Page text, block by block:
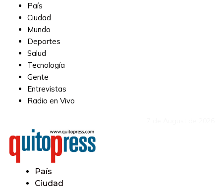
País
Ciudad
Mundo
Deportes
Salud
Tecnología
Gente
Entrevistas
Radio en Vivo
País
Ciudad